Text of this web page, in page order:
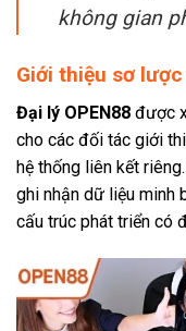
không gian
Giới thiệu sơ
Đại lý OPEN88 được
cho các đối tác giới
hệ thống liên kết
ghi nhận dữ liệu minh
cấu trúc phát triển có